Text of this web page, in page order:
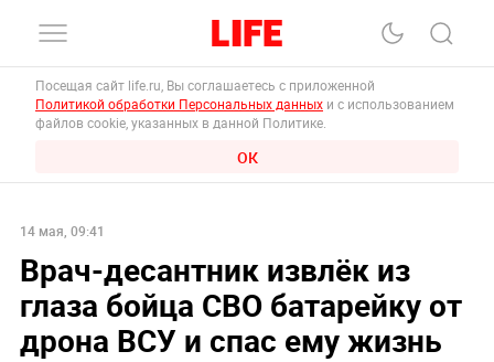
Посещая сайт life.ru, Вы соглашаетесь с приложенной
Политикой обработки Персональных данных и с использованием
файлов cookie, указанных в данной Политике.
ОК
14 мая, 09:41
Врач-десантник извлёк из
глаза бойца СВО батарейку от
дрона ВСУ и спас ему жизнь